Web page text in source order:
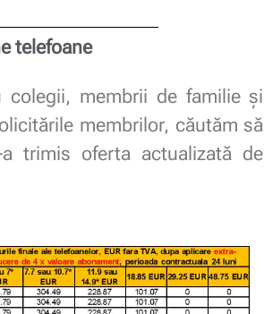
telefoane
colegii, membrii de familie și
membrilor, căutăm să
trimis oferta actualizată de